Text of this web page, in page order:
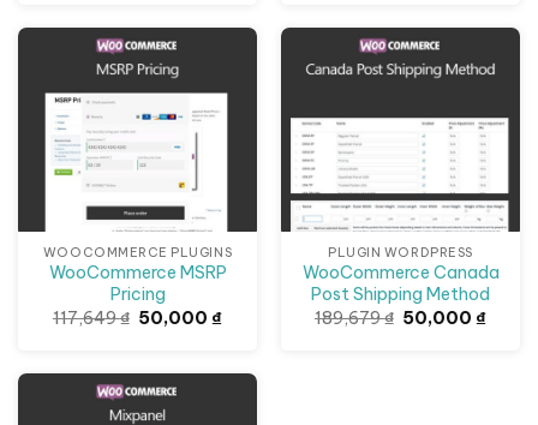
50,000 ₫.
WOOCOMMERCE PLUGINS
WooCommerce MSRP
Pricing
117,649₫ Giá
gốc
50,000₫Giá
50,000 ₫.
PLUGIN WORDPRESS
WooCommerce Canada
Post Shipping Method
189,679₫ Giá
gốc
50,000₫Giá